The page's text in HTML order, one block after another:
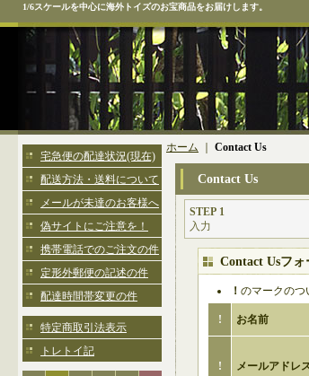
1/6スケールを中心に海外トイズのお宝商品をお届けします。
宅急便の配達状況(現在)
配送方法・送料について
メールが未達のお客様へ
偽サイトにご注意を！
携帯電話でのご注文の件
定形外郵便の記述の件
配達時間帯変更の件
特定商取引法表示
トレトイ記
ホーム Contact Us
Contact Us
STEP 1
入力
Contact Usフォ
！ のマークのつ
! お名前
! メールアドレ